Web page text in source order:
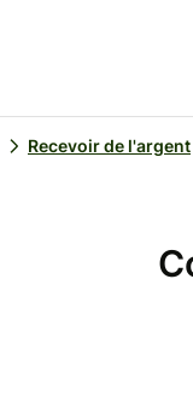
Recevoir de l'argent